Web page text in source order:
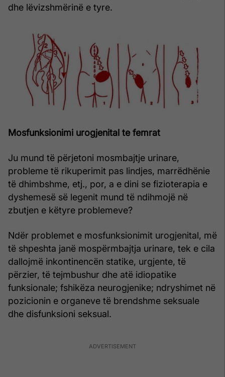
dhe lëvizshmërinë e tyre.
Mosfunksionimi urogjenital te femrat
Ju mund të përjetoni mosmbajtje urinare,
probleme të rikuperimit pas lindjes, marrëdhënie
të dhimbshme, etj., por, a e dini se fizioterapia e
dyshemesë së legenit mund të ndihmojë në
zbutjen e këtyre problemeve?
Ndër problemet e mosfunksionimit urogjenital, më
të shpeshta janë mospërmbajtja urinare, tek e cila
dallojmë inkontinencën statike, urgjente, të
përzier, të tejmbushur dhe atë idiopatike
funksionale; fshikëza neurogjenike; ndryshimet në
pozicionin e organeve të brendshme seksuale
dhe disfunksioni seksual.